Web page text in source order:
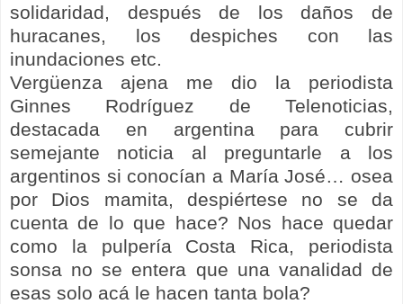
solidaridad, después de los daños de
huracanes, los despiches con las
inundaciones etc.
Vergüenza ajena me dio la periodista
Ginnes Rodríguez de Telenoticias,
destacada en argentina para cubrir
semejante noticia al preguntarle a los
argentinos si conocían a María José… osea
por Dios mamita, despiértese no se da
cuenta de lo que hace? Nos hace quedar
como la pulpería Costa Rica, periodista
sonsa no se entera que una vanalidad de
esas solo acá le hacen tanta bola?